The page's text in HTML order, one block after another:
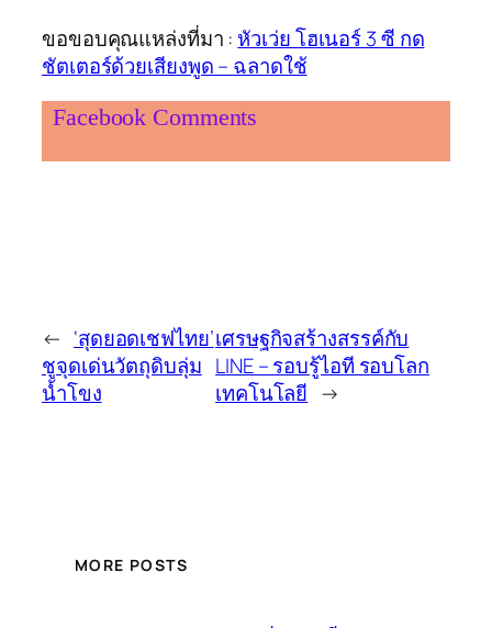
ขอขอบคุณแหล่งที่มา : หัวเว่ย โฮเนอร์ 3 ซี กด
ชัตเตอร์ด้วยเสียงพูด – ฉลาดใช้
Facebook Comments
← ‘สุดยอดเชฟไทย’
ชูจุดเด่นวัตถุดิบลุ่ม
น้ำโขง
เศรษฐกิจสร้างสรรค์กับ
LINE – รอบรู้ไอที รอบโลก
เทคโนโลยี →
MORE POSTS